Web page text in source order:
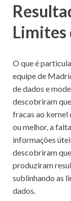
Limites
O que é
equipe de
de dados e
descobriram
fracas ao kernel
ou melhor, a
informações
descobriram
produziram
sublinhando as
dados.